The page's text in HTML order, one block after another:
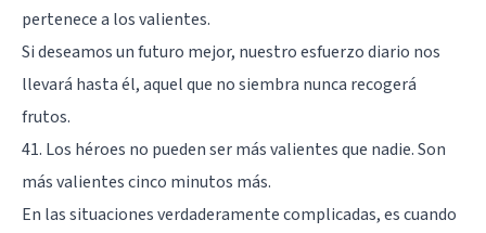
pertenece a los valientes.
Si deseamos un futuro mejor, nuestro esfuerzo diario nos
llevará hasta él, aquel que no siembra nunca recogerá
frutos.
41. Los héroes no pueden ser más valientes que nadie. Son
más valientes cinco minutos más.
En las situaciones verdaderamente complicadas, es cuando